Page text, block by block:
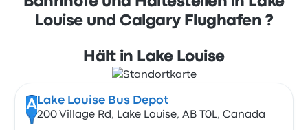
Louise und Calgary Flughafen ?
Hält in Lake Louise
A Lake Louise Bus Depot
200 Village Rd, Lake Louise, AB T0L, Canada